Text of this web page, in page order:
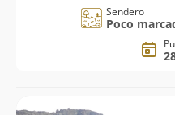
Sendero
Poco